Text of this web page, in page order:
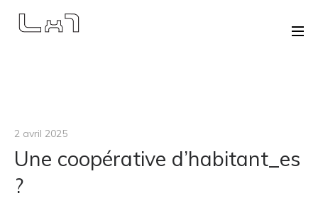
2 avril 2025
Une coopérative d’habitant_es
?